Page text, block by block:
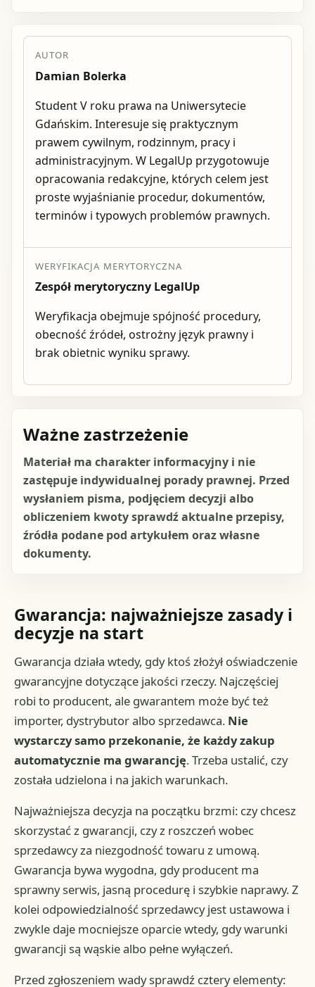
AUTOR
Damian Bolerka
Student V roku prawa na Uniwersytecie
Gdańskim. Interesuje się praktycznym
prawem cywilnym, rodzinnym, pracy i
administracyjnym. W LegalUp przygotowuje
opracowania redakcyjne, których celem jest
proste wyjaśnianie procedur, dokumentów,
terminów i typowych problemów prawnych.
WERYFIKACJA MERYTORYCZNA
Zespół merytoryczny LegalUp
Weryfikacja obejmuje spójność procedury,
obecność źródeł, ostrożny język prawny i
brak obietnic wyniku sprawy.
Ważne zastrzeżenie
Materiał ma charakter informacyjny i nie
zastępuje indywidualnej porady prawnej. Przed
wysłaniem pisma, podjęciem decyzji albo
obliczeniem kwoty sprawdź aktualne przepisy,
źródła podane pod artykułem oraz własne
dokumenty.
Gwarancja: najważniejsze zasady i
decyzje na start
Gwarancja działa wtedy, gdy ktoś złożył oświadczenie
gwarancyjne dotyczące jakości rzeczy. Najczęściej
robi to producent, ale gwarantem może być też
importer, dystrybutor albo sprzedawca. Nie
wystarczy samo przekonanie, że każdy zakup
automatycznie ma gwarancję. Trzeba ustalić, czy
została udzielona i na jakich warunkach.
Najważniejsza decyzja na początku brzmi: czy chcesz
skorzystać z gwarancji, czy z roszczeń wobec
sprzedawcy za niezgodność towaru z umową.
Gwarancja bywa wygodna, gdy producent ma
sprawny serwis, jasną procedurę i szybkie naprawy. Z
kolei odpowiedzialność sprzedawcy jest ustawowa i
zwykle daje mocniejsze oparcie wtedy, gdy warunki
gwarancji są wąskie albo pełne wyłączeń.
Przed zgłoszeniem wady sprawdź cztery elementy: